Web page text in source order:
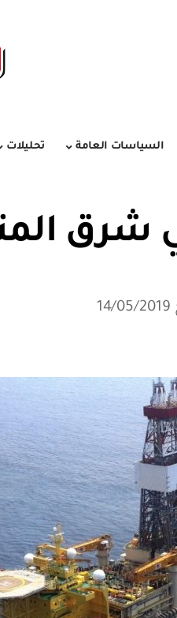
السياسات العامة تحليلات
في شرق